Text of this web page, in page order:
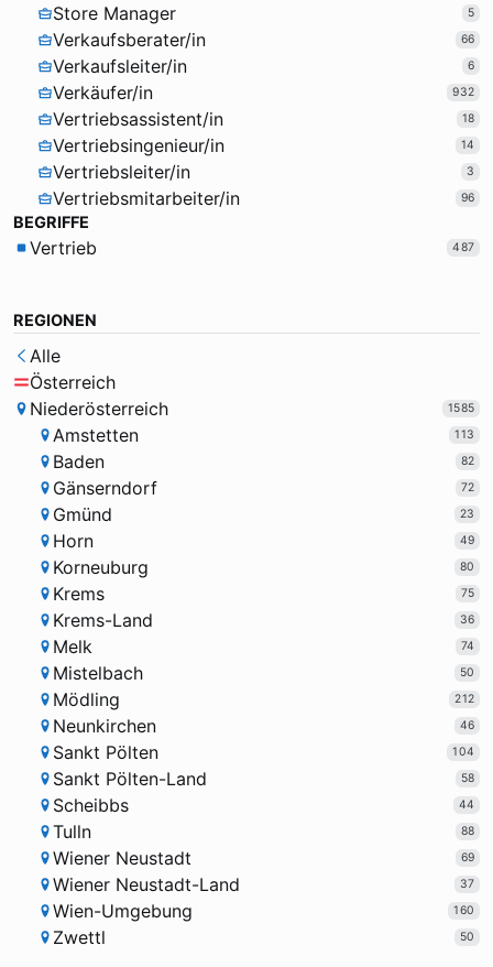
Store Manager 5
Verkaufsberater/in 66
Verkaufsleiter/in 6
Verkäufer/in 932
Vertriebsassistent/in 18
Vertriebsingenieur/in 14
Vertriebsleiter/in 3
Vertriebsmitarbeiter/in 96
BEGRIFFE
Vertrieb 487
REGIONEN
Alle
Österreich
Niederösterreich
1585
Amstetten 113
Baden 82
Gänserndorf 72
Gmünd 23
Horn 49
Korneuburg 80
Krems 75
Krems-Land 36
Melk 74
Mistelbach 50
Mödling 212
Neunkirchen 46
Sankt Pölten 104
Sankt Pölten-Land 58
Scheibbs 44
Tulln 88
Wiener Neustadt 69
Wiener Neustadt-Land 37
Wien-Umgebung 160
Zwettl 50